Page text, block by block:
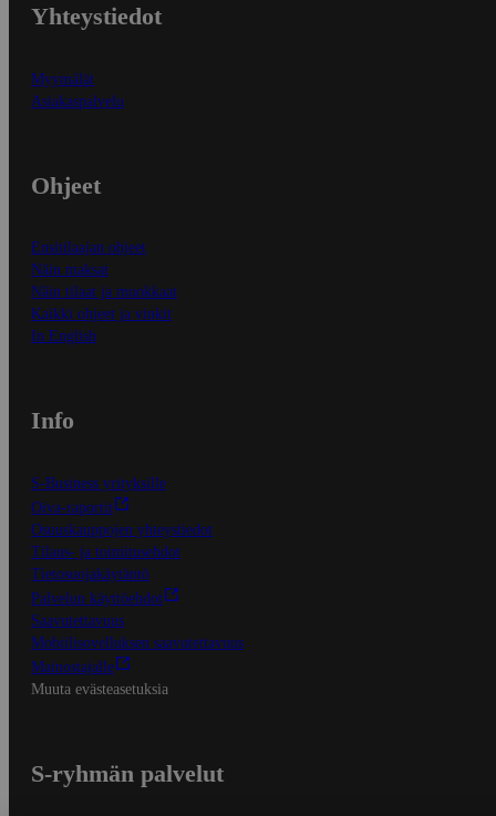
Yhteystiedot
Myymälät
Asiakaspalvelu
Ohjeet
Ensitilaajan ohjeet
Näin maksat
Näin tilaat ja muokkaat
Kaikki ohjeet ja vinkit
In English
Info
S-Business yrityksille
Oiva-raportit
Osuuskauppojen yhteystiedot
Tilaus- ja toimitusehdot
Tietosuojakäytäntö
Palvelun käyttöehdot
Saavutettavuus
Mobiilisovelluksen saavutettavuus
Mainostajalle
Muuta evästeasetuksia
S-ryhmän palvelut